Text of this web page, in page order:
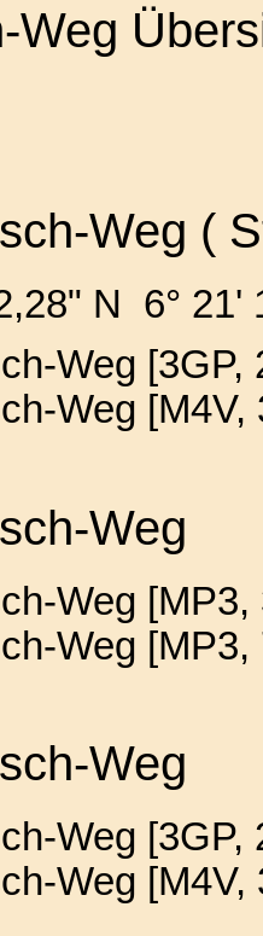
Weg
Weg (
N 6° 21'
Weg [3GP,
Weg [M4V,
Weg
Weg
Weg
Weg
Weg [3GP,
Weg [M4V,